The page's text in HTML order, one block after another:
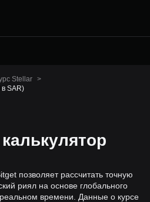
Stellar >
SAR)
позволяет рассчитать точную
риял на основе глобального
времени. Данные о курсе